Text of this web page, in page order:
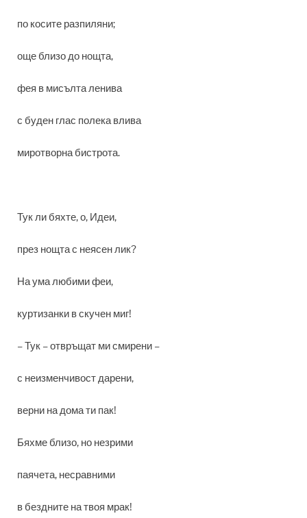
по косите разпиляни;
още близо до нощта,
фея в мисълта ленива
с буден глас полека влива
миротворна бистрота.
Тук ли бяхте, о, Идеи,
през нощта с неясен лик?
На ума любими феи,
куртизанки в скучен миг!
– Тук – отвръщат ми смирени –
с неизменчивост дарени,
верни на дома ти пак!
Бяхме близо, но незрими
паячета, несравними
в бездните на твоя мрак!